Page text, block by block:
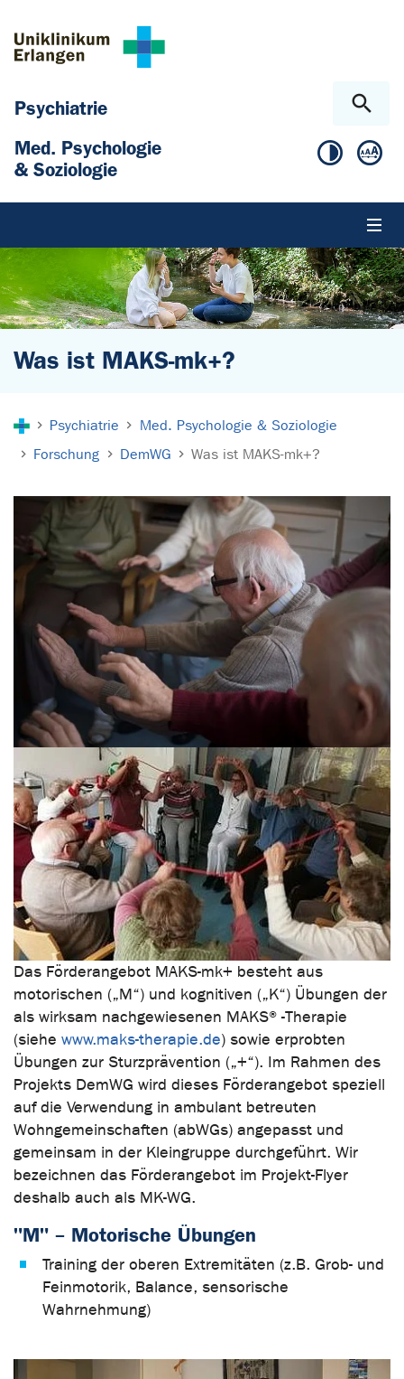
Psychiatrie
Med. Psychologie
& Soziologie
Was ist MAKS-mk+?
Psychiatrie
Med. Psychologie & Soziologie
Forschung
DemWG Was ist MAKS-mk+?
Das Förderangebot MAKS-mk+ besteht aus
motorischen („M“) und kognitiven („K“) Übungen der
als wirksam nachgewiesenen MAKS®-Therapie
(siehe www.maks-therapie.de) sowie erprobten
Übungen zur Sturzprävention („+“). Im Rahmen des
Projekts DemWG wird dieses Förderangebot speziell
auf die Verwendung in ambulant betreuten
Wohngemeinschaften (abWGs) angepasst und
gemeinsam in der Kleingruppe durchgeführt. Wir
bezeichnen das Förderangebot im Projekt-Flyer
deshalb auch als MK-WG.
"M" – Motorische Übungen
Training der oberen Extremitäten (z.B. Grob- und
Feinmotorik, Balance, sensorische
Wahrnehmung)